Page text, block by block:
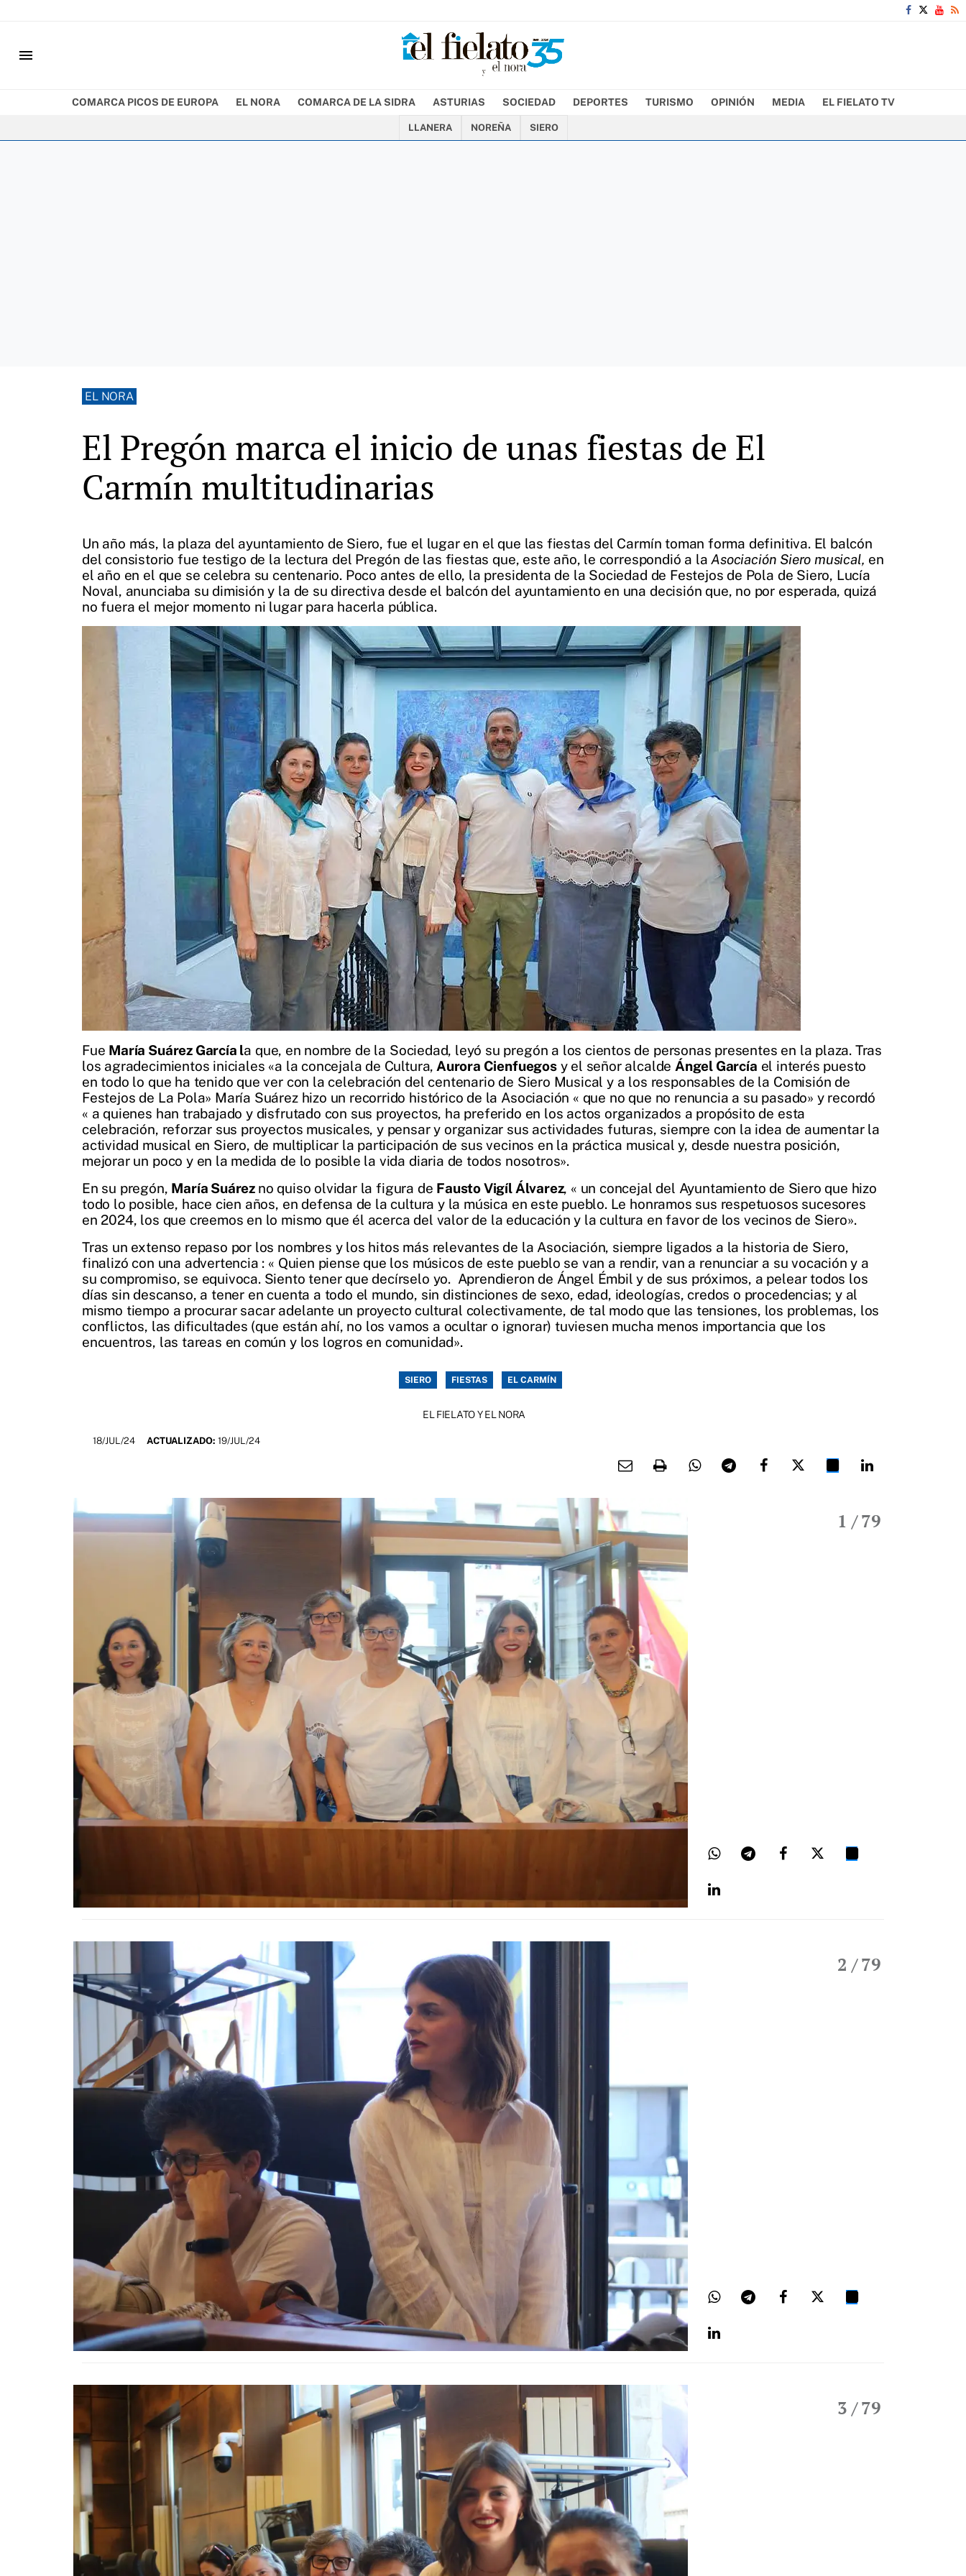
menu
COMARCA PICOS DE EUROPA EL NORA COMARCA DE LA SIDRA ASTURIAS SOCIEDAD DEPORTES TURISMO OPINIÓN MEDIA EL FIELATO TV
LLANERA NOREÑA SIERO
EL NORA
El Pregón marca el inicio de unas fiestas de El
Carmín multitudinarias
Un año más, la plaza del ayuntamiento de Siero, fue el lugar en el que las fiestas del Carmín toman forma definitiva. El balcón
del consistorio fue testigo de la lectura del Pregón de las fiestas que, este año, le correspondió a laAsociación Siero musical, en
el año en el que se celebra su centenario. Poco antes de ello, la presidenta de la Sociedad de Festejos de Pola de Siero, Lucía
Noval, anunciaba su dimisión y la de su directiva desde el balcón del ayuntamiento en una decisión que, no por esperada, quizá
no fuera el mejor momento ni lugar para hacerla pública.
Fue María Suárez García la que, en nombre de la Sociedad, leyó su pregón a los cientos de personas presentes en la plaza. Tras
los agradecimientos iniciales «a la concejala de Cultura, Aurora Cienfuegosy el señor alcalde Ángel García el interés puesto
en todo lo que ha tenido que ver con la celebración del centenario de Siero Musical y a los responsables de la Comisión de
Festejos de La Pola» María Suárez hizo un recorrido histórico de la Asociación « que no que no renuncia a su pasado» y recordó
« a quienes han trabajado y disfrutado con sus proyectos, ha preferido en los actos organizados a propósito de esta
celebración, reforzar sus proyectos musicales, y pensar y organizar sus actividades futuras, siempre con la idea de aumentar la
actividad musical en Siero, de multiplicar la participación de sus vecinos en la práctica musical y, desde nuestra posición,
mejorar un poco y en la medida de lo posible la vida diaria de todos nosotros».
En su pregón, María Suárez no quiso olvidar la figura de Fausto Vigíl Álvarez, « un concejal del Ayuntamiento de Siero que hizo
todo lo posible, hace cien años, en defensa de la cultura y la música en este pueblo. Le honramos sus respetuosos sucesores
en 2024, los que creemos en lo mismo que él acerca del valor de la educación y la cultura en favor de los vecinos de Siero».
Tras un extenso repaso por los nombres y los hitos más relevantes de la Asociación, siempre ligados a la historia de Siero,
finalizó con una advertencia : « Quien piense que los músicos de este pueblo se van a rendir, van a renunciar a su vocación y a
su compromiso, se equivoca. Siento tener que decírselo yo. Aprendieron de Ángel Émbil y de sus próximos, a pelear todos los
días sin descanso, a tener en cuenta a todo el mundo, sin distinciones de sexo, edad, ideologías, credos o procedencias; y al
mismo tiempo a procurar sacar adelante un proyecto cultural colectivamente, de tal modo que las tensiones, los problemas, los
conflictos, las dificultades (que están ahí, no los vamos a ocultar o ignorar) tuviesen mucha menos importancia que los
encuentros, las tareas en común y los logros en comunidad».
SIERO FIESTAS EL CARMÍN
EL FIELATO Y EL NORA
18/JUL/24 ACTUALIZADO: 19/JUL/24
1 / 79
2 / 79
3 / 79